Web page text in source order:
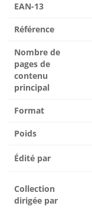
EAN-13
Référence
Nombre de
pages de
contenu
principal
Format
Poids
Édité par
Collection
dirigée par